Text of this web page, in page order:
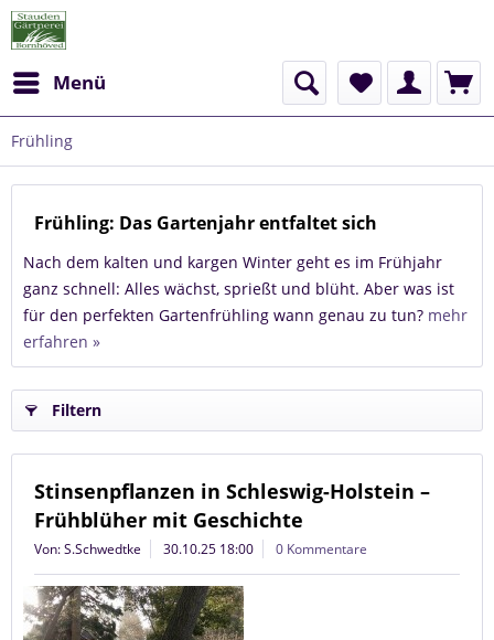
Menü
Frühling
Frühling: Das Gartenjahr entfaltet sich
Nach dem kalten und kargen Winter geht es im Frühjahr
ganz schnell: Alles wächst, sprießt und blüht. Aber was ist
für den perfekten Gartenfrühling wann genau zu tun? mehr
erfahren »
Filtern
Stinsenpflanzen in Schleswig-Holstein –
Frühblüher mit Geschichte
Von: S.Schwedtke 30.10.25 18:00 0 Kommentare